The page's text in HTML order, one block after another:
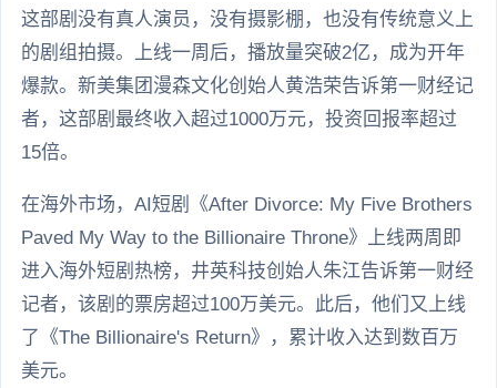
这部剧没有真人演员，没有摄影棚，也没有传统意义上
的剧组拍摄。上线一周后，播放量突破2亿，成为开年
爆款。新美集团漫森文化创始人黄浩荣告诉第一财经记
者，这部剧最终收入超过1000万元，投资回报率超过
15倍。
在海外市场，AI短剧《After Divorce: My Five Brothers
Paved My Way to the Billionaire Throne》上线两周即
进入海外短剧热榜，井英科技创始人朱江告诉第一财经
记者，该剧的票房超过100万美元。此后，他们又上线
了《The Billionaire's Return》，累计收入达到数百万
美元。